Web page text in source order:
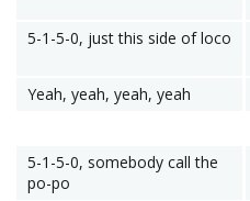
5-1-5-0, just this side of loco
Yeah, yeah, yeah, yeah
5-1-5-0, somebody call the
po-po